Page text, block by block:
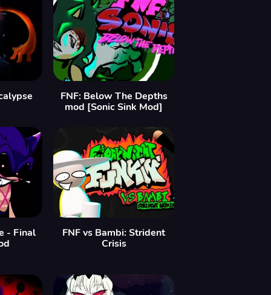
FNF: Below The Depths
mod [Sonic Sink Mod]
- Final
FNF vs Bambi: Strident
Crisis